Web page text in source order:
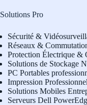
Solutions Pro
Sécurité &
Réseaux &
Protection Électrique &
Solutions de Stockage
PC Portables
Impression
Solutions Mobiles
Serveurs Dell